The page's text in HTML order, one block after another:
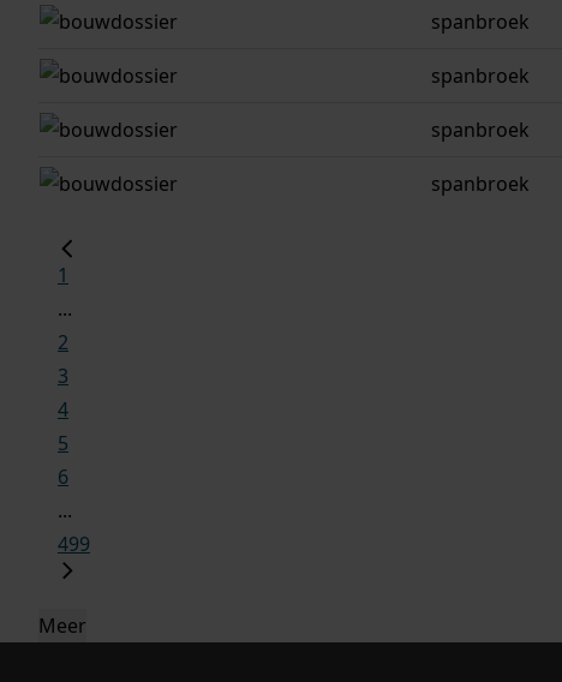
spanbroek
spanbroek
spanbroek
spanbroek
1
...
2
3
4
5
6
...
499
Meer